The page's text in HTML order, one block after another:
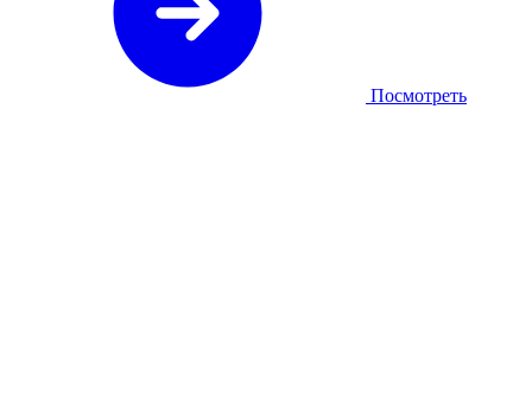
Посмотреть